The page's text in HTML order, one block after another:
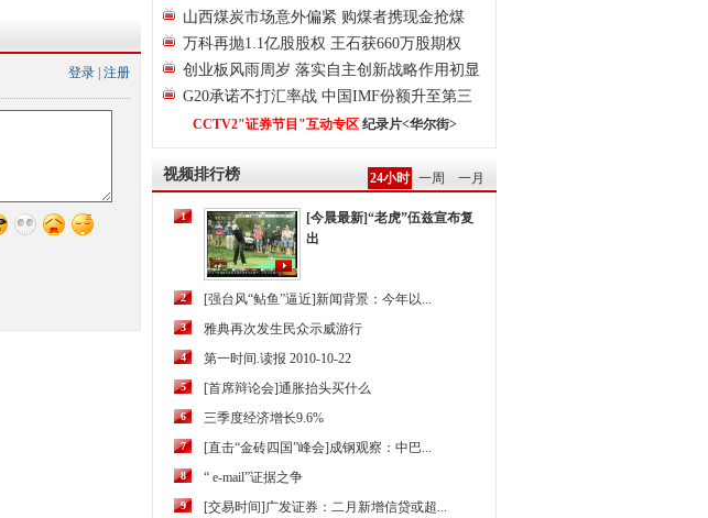
登录 注册
山西煤炭市场意外偏紧 购煤者携现金抢煤
万科再抛1.1亿股股权 王石获660万股期权
创业板风雨周岁 落实自主创新战略作用初显
G20承诺不打汇率战 中国IMF份额升至第三
CCTV2"证券节目"互动专区 纪录片<华尔街>
视频排行榜 24小时 一周 一月
1
[今晨最新]“老虎”伍兹宣布复
出
2 [强台风“鲇鱼”逼近]新闻背景：今年以...
3 雅典再次发生民众示威游行
4 第一时间.读报 2010-10-22
5 [首席辩论会]通胀抬头买什么
6 三季度经济增长9.6%
7 [直击“金砖四国”峰会]成钢观察：中巴...
8 “ e-mail”证据之争
9 [交易时间]广发证券：二月新增信贷或超...